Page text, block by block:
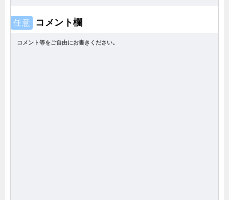
任意 コメント欄